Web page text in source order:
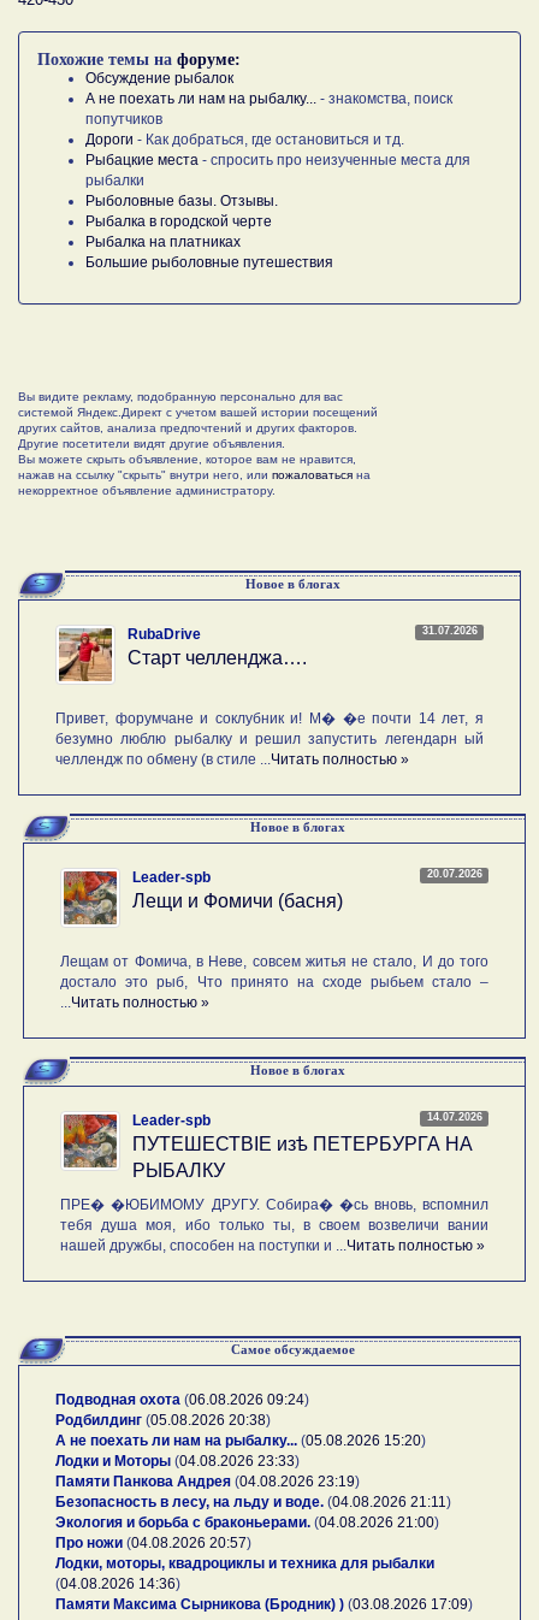
Похожие темы на форуме:
Обсуждение рыбалок
А не поехать ли нам на рыбалку...
- знакомства, поиск
попутчиков
Дороги - Как добраться, где остановиться и тд.
Рыбацкие места - спросить про неизученные места для
рыбалки
Рыболовные базы. Отзывы.
Рыбалка в городской черте
Рыбалка на платниках
Большие рыболовные путешествия
Вы видите рекламу, подобранную персонально для вас
системой Яндекс.Директ с учетом вашей истории посещений
других сайтов, анализа предпочтений и других факторов.
Другие посетители видят другие объявления.
Вы можете скрыть объявление, которое вам не нравится,
нажав на ссылку "скрыть" внутри него, или пожаловаться на
некорректное объявление администратору.
Новое в блогах
31.07.2026
RubaDrive
Старт челленджа….
Привет, форумчане и соклубник и! М� �е почти 14 лет, я
безумно люблю рыбалку и решил запустить легендарн ый
челлендж по обмену (в стиле ... Читать полностью »
Новое в блогах
20.07.2026
Leader-spb
Лещи и Фомичи (басня)
Лещам от Фомича, в Неве, совсем житья не стало, И до того
достало это рыб, Что принято на сходе рыбьем стало –
Читать полностью »
Новое в блогах
14.07.2026
Leader-spb
ПУТЕШЕСТВIE изѣ ПЕТЕРБУРГА НА
РЫБАЛКУ
ПРЕ� �ЮБИМОМУ ДРУГУ. Собира� �сь вновь, вспомнил
тебя душа моя, ибо только ты, в своем возвеличи вании
нашей дружбы, способен на поступки и ... Читать полностью »
Самое обсуждаемое
Подводная охота (06.08.2026 09:24)
Родбилдинг (05.08.2026 20:38)
А не поехать ли нам на рыбалку... (05.08.2026 15:20)
Лодки и Моторы (04.08.2026 23:33)
Памяти Панкова Андрея (04.08.2026 23:19)
Безопасность в лесу, на льду и воде. (04.08.2026 21:11 )
Экология и борьба с браконьерами. (04.08.2026 21:00)
Про ножи (04.08.2026 20:57)
Лодки, моторы, квадроциклы и техника для рыбалки
(04.08.2026 14:36)
Памяти Максима Сырникова (Бродник) ) (03.08.2026 17:09)